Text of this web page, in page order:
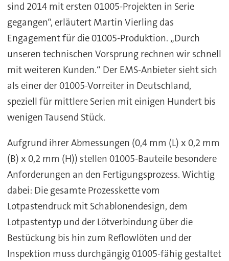
sind 2014 mit ersten 01005-Projekten in Serie
gegangen“, erläutert Martin Vierling das
Engagement für die 01005-Produktion. „Durch
unseren technischen Vorsprung rechnen wir schnell
mit weiteren Kunden.“ Der EMS-Anbieter sieht sich
als einer der 01005-Vorreiter in Deutschland,
speziell für mittlere Serien mit einigen Hundert bis
wenigen Tausend Stück.
Aufgrund ihrer Abmessungen (0,4 mm (L) x 0,2 mm
(B) x 0,2 mm (H)) stellen 01005-Bauteile besondere
Anforderungen an den Fertigungsprozess. Wichtig
dabei: Die gesamte Prozesskette vom
Lotpastendruck mit Schablonendesign, dem
Lotpastentyp und der Lötverbindung über die
Bestückung bis hin zum Reflowlöten und der
Inspektion muss durchgängig 01005-fähig gestaltet